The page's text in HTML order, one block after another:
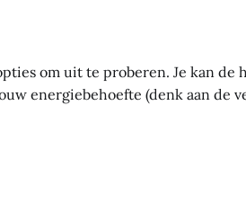
om uit te proberen. Je kan de
energiebehoefte (denk aan de
af te vallen, let dan vooral op